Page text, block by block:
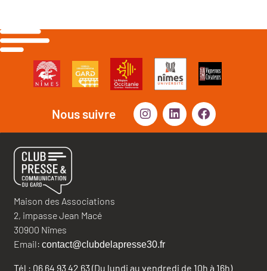
Nous suivre
Maison des Associations
2, impasse Jean Macé
30900 Nîmes
Email: contact@clubdelapresse30.fr
Tél : 06 64 93 42 63 (Du lundi au vendredi de 10h à 16h)